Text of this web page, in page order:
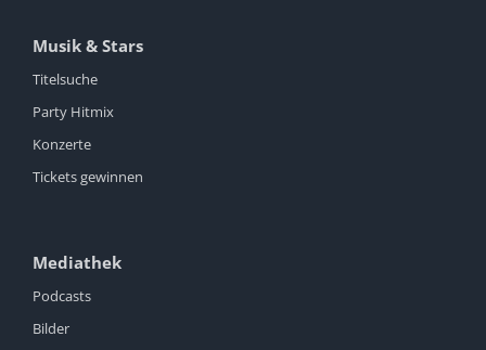
Musik & Stars
Titelsuche
Party Hitmix
Konzerte
Tickets gewinnen
Mediathek
Podcasts
Bilder